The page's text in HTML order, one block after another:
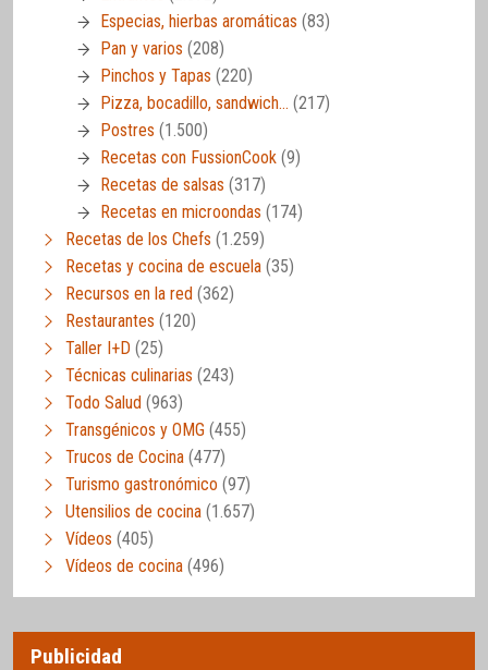
Especias, hierbas aromáticas (83)
Pan y varios (208)
Pinchos y Tapas (220)
Pizza, bocadillo, sandwich… (217)
Postres (1.500)
Recetas con FussionCook (9)
Recetas de salsas (317)
Recetas en microondas (174)
Recetas de los Chefs (1.259)
Recetas y cocina de escuela (35)
Recursos en la red (362)
Restaurantes (120)
Taller I+D (25)
Técnicas culinarias (243)
Todo Salud (963)
Transgénicos y OMG (455)
Trucos de Cocina (477)
Turismo gastronómico (97)
Utensilios de cocina (1.657)
Vídeos (405)
Vídeos de cocina (496)
Publicidad